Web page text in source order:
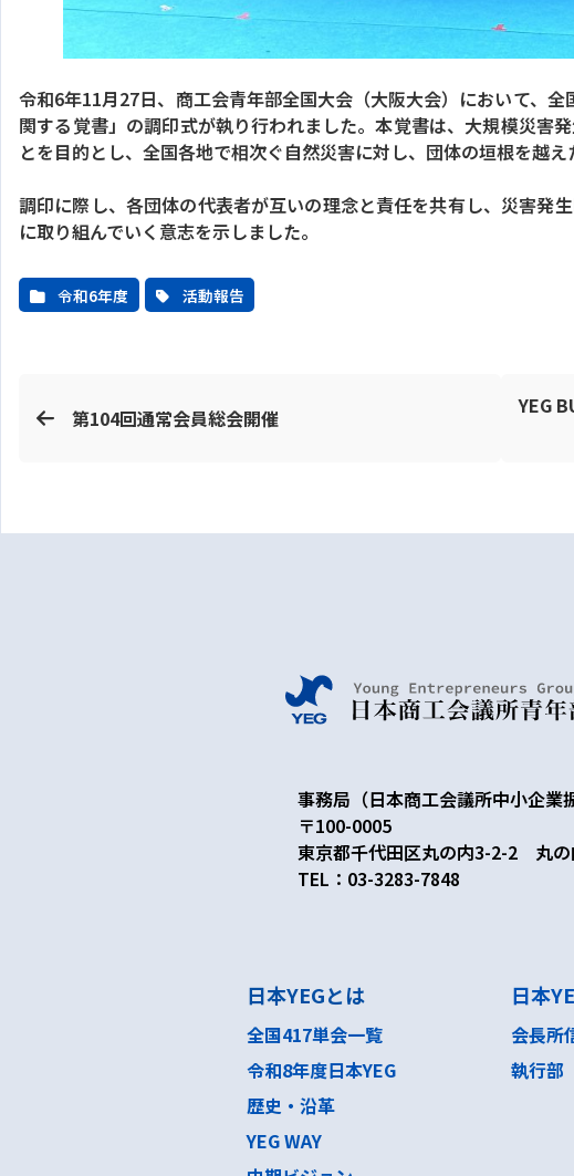
令和6年11月27日、商工会青年部全国大会（大阪大会）において、
関する覚書」の調印式が執り行われました。本覚書は、大規模災害
とを目的とし、全国各地で相次ぐ自然災害に対し、団体の垣根を越え
調印に際し、各団体の代表者が互いの理念と責任を共有し、災害発
に取り組んでいく意志を示しました。
令和6年度 活動報告
第104回通常会員総会開催
YEG
事務局（日本商工会議所中小企業
〒100-0005
東京都千代田区丸の内3-2-2 丸の
TEL：03-3283-7848
日本YEGとは
全国417単会一覧
令和8年度日本YEG
歴史・沿革
YEG WAY
日本
会長所
執行部